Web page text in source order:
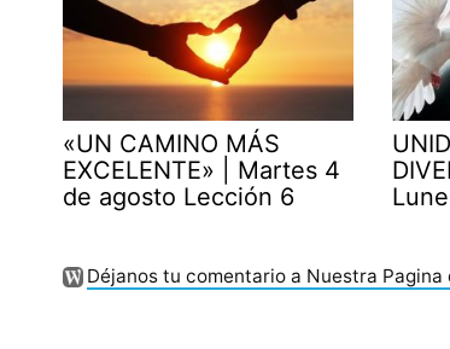
«UN CAMINO MÁS
EXCELENTE» | Martes 4
de agosto Lección 6
Déjanos tu comentario a Nuestra Pagina